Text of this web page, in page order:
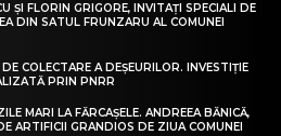
ȘI FLORIN GRIGORE, INVITAȚI SPECIALI DE
DIN SATUL FRUNZARU AL COMUNEI
COLECTARE A DEȘEURILOR. INVESTIȚIE
PRIN PNRR
MARI LA FĂRCAȘELE. ANDREEA BĂNICĂ,
ARTIFICII GRANDIOS DE ZIUA COMUNEI